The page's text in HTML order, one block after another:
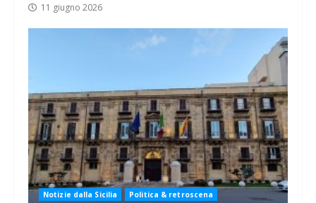
11 giugno 2026
Notizie dalla Sicilia Politica & retroscena